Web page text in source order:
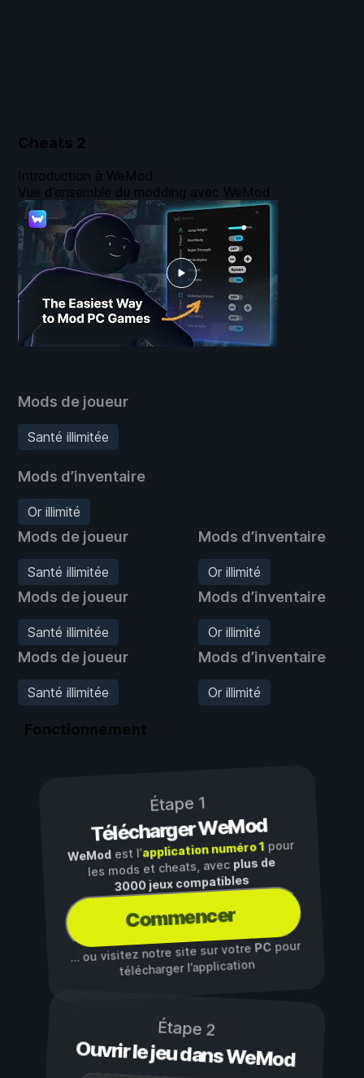
Cheats 2
Mods de joueur
Santé illimitée
Mods d’inventaire
Or illimité
Mods de joueur
Santé illimitée
Mods d’inventaire
Or illimité
Mods de joueur
Santé illimitée
Mods d’inventaire
Or illimité
Mods de joueur
Santé illimitée
Mods d’inventaire
Or illimité
Introduction à WeMod
Vue d’ensemble du modding avec WeMod
Fonctionnement
Étape 1
Télécharger WeMod
WeModest l’application numéro 1pour
les mods et cheats, avec plus de
3000 jeux compatibles
Commencer
… ou visitez notre site sur votre PCpour
télécharger l’application
Étape 2
Ouvrir le jeu dans WeMod